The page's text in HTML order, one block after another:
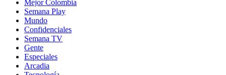
Mejor Colombia
Semana Play
Mundo
Confidenciales
Semana TV
Gente
Especiales
Arcadia